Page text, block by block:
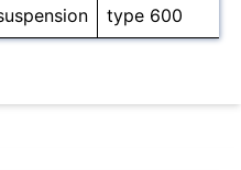
type 600